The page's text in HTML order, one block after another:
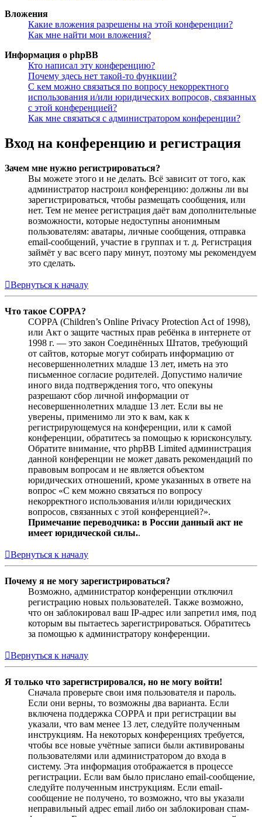
Вложения
Какие вложения разрешены на этой конференции?
Как мне найти мои вложения?
Информация о phpBB
Кто написал эту конференцию?
Почему здесь нет такой-то функции?
С кем можно связаться по вопросу некорректного
использования и/или юридических вопросов, связанных
с этой конференцией?
Как мне связаться с администратором конференции?
Вход на конференцию и регистрация
Зачем мне нужно регистрироваться?
Вы можете этого и не делать. Всё зависит от того, как
администратор настроил конференцию: должны ли вы
зарегистрироваться, чтобы размещать сообщения, или
нет. Тем не менее регистрация даёт вам дополнительные
возможности, которые недоступны анонимным
пользователям: аватары, личные сообщения, отправка
email-сообщений, участие в группах и т. д. Регистрация
займёт у вас всего пару минут, поэтому мы рекомендуем
это сделать.
Вернуться к началу
Что такое COPPA?
COPPA (Children’s Online Privacy Protection Act of 1998),
или Акт о защите частных прав ребёнка в интернете от
1998 г. — это закон Соединённых Штатов, требующий
от сайтов, которые могут собирать информацию от
несовершеннолетних младше 13 лет, иметь на это
письменное согласие родителей. Допустимо наличие
иного вида подтверждения того, что опекуны
разрешают сбор личной информации от
несовершеннолетних младше 13 лет. Если вы не
уверены, применимо ли это к вам, как к
регистрирующемуся на конференции, или к самой
конференции, обратитесь за помощью к юрисконсульту.
Обратите внимание, что phpBB Limited администрация
данной конференции не может давать рекомендаций по
правовым вопросам и не является объектом
юридических отношений, кроме указанных в ответе на
вопрос «С кем можно связаться по вопросу
некорректного использования и/или юридических
вопросов, связанных с этой конференцией?».
Примечание переводчика: в России данный акт не
имеет юридической силы..
Вернуться к началу
Почему я не могу зарегистрироваться?
Возможно, администратор конференции отключил
регистрацию новых пользователей. Также возможно,
что он заблокировал ваш IP-адрес или запретил имя, под
которым вы пытаетесь зарегистрироваться. Обратитесь
за помощью к администратору конференции.
Вернуться к началу
Я только что зарегистрировался, но не могу войти!
Сначала проверьте свои имя пользователя и пароль.
Если они верны, то возможны два варианта. Если
включена поддержка COPPA и при регистрации вы
указали, что вам менее 13 лет, следуйте полученным
инструкциям. На некоторых конференциях требуется,
чтобы все новые учётные записи были активированы
пользователями или администратором до входа в
систему. Эта информация отображается в процессе
регистрации. Если вам было прислано email-сообщение,
следуйте полученным инструкциям. Если email-
сообщение не получено, то возможно, что вы указали
неправильный адрес email либо он заблокирован спам-